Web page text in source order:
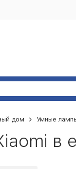
дом Умные
в